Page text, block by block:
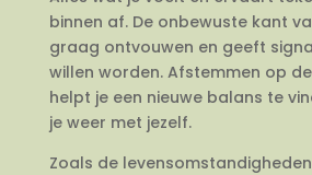
binnen af. De onbewuste kant
graag ontvouwen en geeft
willen worden. Afstemmen op
helpt je een nieuwe balans te
je weer met jezelf.
Zoals de